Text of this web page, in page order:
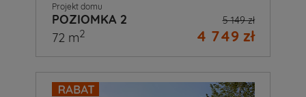
Projekt domu
POZIOMKA 2 5 149 zł
4 749 zł
72 m2